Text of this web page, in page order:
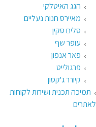
הגג האיטלקי
מאיירס חנות נעליים
סלים סקין
עופר שף
פאר אנפון
פרגולייט
קיורר ג'קסון
תמיכה תכנית ושירות לקוחות
לאתרים